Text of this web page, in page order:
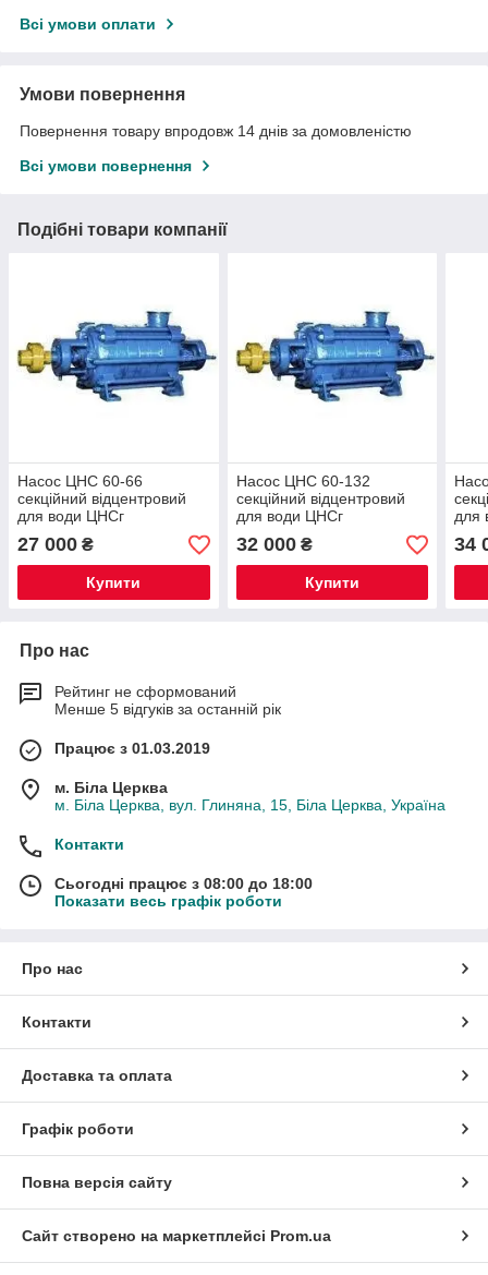
Всі умови оплати
Умови повернення
Повернення товару впродовж 14 днів за домовленістю
Всі умови повернення
Подібні товари компанії
Насос ЦНС 60-66
секційний відцентровий
для води ЦНСг
27 000 ₴
Купити
Насос ЦНС 60-132
секційний відцентровий
для води ЦНСг
32 000₴
Купити
для
34
Про нас
Рейтинг не сформований
Менше 5 відгуків за останній рік
Працює з 01.03.2019
м. Біла Церква
м. Біла Церква, вул. Глиняна, 15, Біла Церква, Україна
Контакти
Сьогодні працює з 08:00 до 18:00
Показати весь графік роботи
Про нас
Контакти
Доставка та оплата
Графік роботи
Повна версія сайту
Сайт створено на маркетплейсі Prom.ua